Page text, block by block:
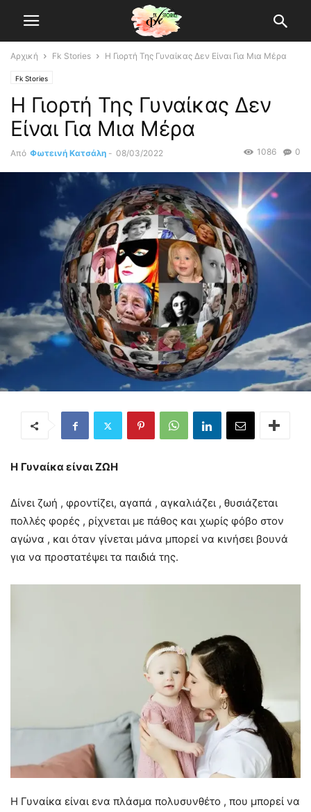
Αρχική Fk Stories Η Γιορτή Της Γυναίκας Δεν Είναι Για Μια Μέρα
Fk Stories
Η Γιορτή Της Γυναίκας Δεν
Είναι Για Μια Μέρα
Από Φωτεινή Κατσάλη - 08/03/2022 0
1086
Η Γυναίκα είναι ΖΩΗ
Δίνει ζωή , φροντίζει, αγαπά , αγκαλιάζει , θυσιάζεται
πολλές φορές , ρίχνεται με πάθος και χωρίς φόβο στον
αγώνα , και όταν γίνεται μάνα μπορεί να κινήσει βουνά
για να προστατέψει τα παιδιά της.
Η Γυναίκα είναι ενα πλάσμα πολυσυνθέτο , που μπορεί να